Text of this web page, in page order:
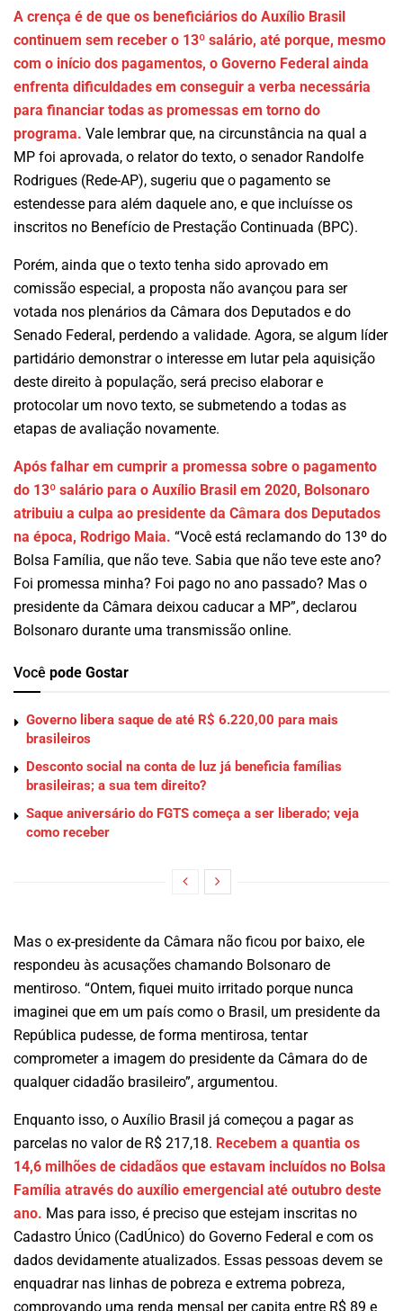
A crença é de que os beneficiários do Auxílio Brasil
continuem sem receber o 13º salário, até porque, mesmo
com o início dos pagamentos, o Governo Federal ainda
enfrenta dificuldades em conseguir a verba necessária
para financiar todas as promessas em torno do
programa. Vale lembrar que, na circunstância na qual a
MP foi aprovada, o relator do texto, o senador Randolfe
Rodrigues (Rede-AP), sugeriu que o pagamento se
estendesse para além daquele ano, e que incluísse os
inscritos no Benefício de Prestação Continuada (BPC).
Porém, ainda que o texto tenha sido aprovado em
comissão especial, a proposta não avançou para ser
votada nos plenários da Câmara dos Deputados e do
Senado Federal, perdendo a validade. Agora, se algum líder
partidário demonstrar o interesse em lutar pela aquisição
deste direito à população, será preciso elaborar e
protocolar um novo texto, se submetendo a todas as
etapas de avaliação novamente.
Após falhar em cumprir a promessa sobre o pagamento
do 13º salário para o Auxílio Brasil em 2020, Bolsonaro
atribuiu a culpa ao presidente da Câmara dos Deputados
na época, Rodrigo Maia. “Você está reclamando do 13º do
Bolsa Família, que não teve. Sabia que não teve este ano?
Foi promessa minha? Foi pago no ano passado? Mas o
presidente da Câmara deixou caducar a MP”, declarou
Bolsonaro durante uma transmissão online.
Você pode Gostar
Governo libera saque de até R$ 6.220,00 para mais
brasileiros
Desconto social na conta de luz já beneficia famílias
brasileiras; a sua tem direito?
Saque aniversário do FGTS começa a ser liberado; veja
como receber
Mas o ex-presidente da Câmara não ficou por baixo, ele
respondeu às acusações chamando Bolsonaro de
mentiroso. “Ontem, fiquei muito irritado porque nunca
imaginei que em um país como o Brasil, um presidente da
República pudesse, de forma mentirosa, tentar
comprometer a imagem do presidente da Câmara do de
qualquer cidadão brasileiro”, argumentou.
Enquanto isso, o Auxílio Brasil já começou a pagar as
parcelas no valor de R$ 217,18. Recebem a quantia os
14,6 milhões de cidadãos que estavam incluídos no Bolsa
Família através do auxílio emergencial até outubro deste
ano. Mas para isso, é preciso que estejam inscritas no
Cadastro Único (CadÚnico) do Governo Federal e com os
dados devidamente atualizados. Essas pessoas devem se
enquadrar nas linhas de pobreza e extrema pobreza,
comprovando uma renda mensal per capita entre R$ 89 e